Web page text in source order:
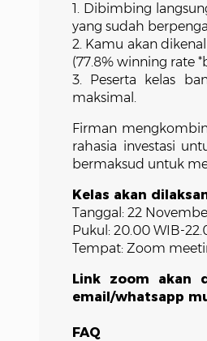
1. Dibimbing
yang sudah
2. Kamu akan
(77.8% winning rate
3. Peserta kelas
maksimal.
Firman
rahasia investasi
bermaksud untuk
Kelas akan
Tanggal: 22
Pukul: 20.00 WIB-
Tempat: Zoom
Link zoom akan
email/whatsapp
FAQ